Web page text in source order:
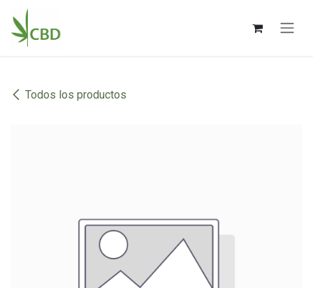
Ir al contenido
Todos los productos